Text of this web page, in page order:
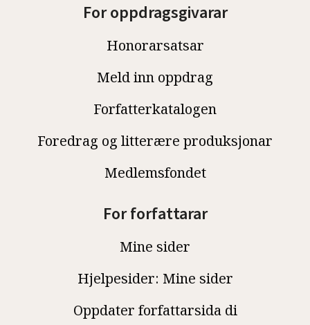
For oppdragsgivarar
Honorarsatsar
Meld inn oppdrag
Forfatterkatalogen
Foredrag og litterære produksjonar
Medlemsfondet
For forfattarar
Mine sider
Hjelpesider: Mine sider
Oppdater forfattarsida di